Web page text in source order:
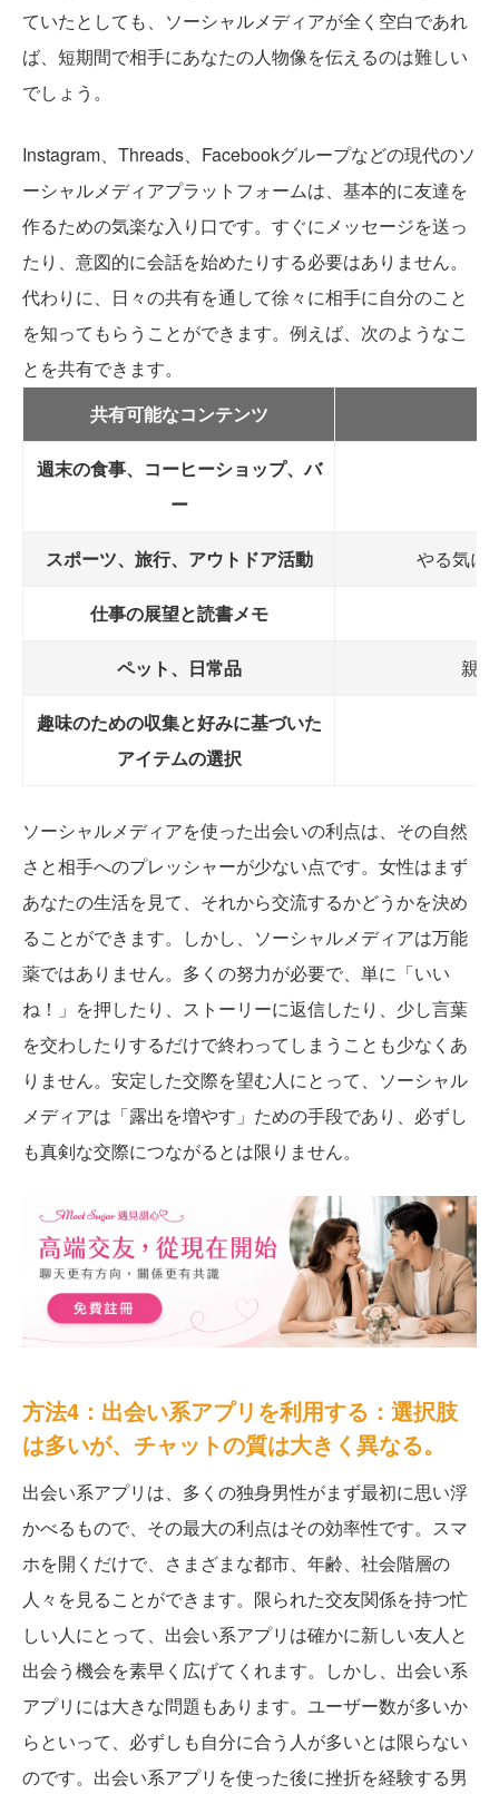
ていたとしても、ソーシャルメディアが全く空白であれ
ば、短期間で相手にあなたの人物像を伝えるのは難しい
でしょう。
Instagram、Threads、Facebookグループなどの現代のソ
ーシャルメディアプラットフォームは、基本的に友達を
作るための気楽な入り口です。すぐにメッセージを送っ
たり、意図的に会話を始めたりする必要はありません。
代わりに、日々の共有を通して徐々に相手に自分のこと
を知ってもらうことができます。例えば、次のようなこ
とを共有できます。
共有可能なコンテンツ
週末の食事、コーヒーショップ、バ
ー
スポーツ、旅行、アウトドア活動 やる気に
仕事の展望と読書メモ
ペット、日常品 親
趣味のための収集と好みに基づいた
アイテムの選択
ソーシャルメディアを使った出会いの利点は、その自然
さと相手へのプレッシャーが少ない点です。女性はまず
あなたの生活を見て、それから交流するかどうかを決め
ることができます。しかし、ソーシャルメディアは万能
薬ではありません。多くの努力が必要で、単に「いい
ね！」を押したり、ストーリーに返信したり、少し言葉
を交わしたりするだけで終わってしまうことも少なくあ
りません。安定した交際を望む人にとって、ソーシャル
メディアは「露出を増やす」ための手段であり、必ずし
も真剣な交際につながるとは限りません。
方法4：出会い系アプリを利用する：選択肢
は多いが、チャットの質は大きく異なる。
出会い系アプリは、多くの独身男性がまず最初に思い浮
かべるもので、その最大の利点はその効率性です。スマ
ホを開くだけで、さまざまな都市、年齢、社会階層の
人々を見ることができます。限られた交友関係を持つ忙
しい人にとって、出会い系アプリは確かに新しい友人と
出会う機会を素早く広げてくれます。しかし、出会い系
アプリには大きな問題もあります。ユーザー数が多いか
らといって、必ずしも自分に合う人が多いとは限らない
のです。出会い系アプリを使った後に挫折を経験する男